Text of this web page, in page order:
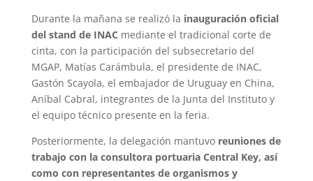
Durante la mañana se realizó la inauguración oficial
del stand de INAC mediante el tradicional corte de
cinta, con la participación del subsecretario del
MGAP, Matías Carámbula, el presidente de INAC,
Gastón Scayola, el embajador de Uruguay en China,
Aníbal Cabral, integrantes de la Junta del Instituto y
el equipo técnico presente en la feria.
Posteriormente, la delegación mantuvo reuniones de
trabajo con la consultora portuaria Central Key, así
como con representantes de organismos y